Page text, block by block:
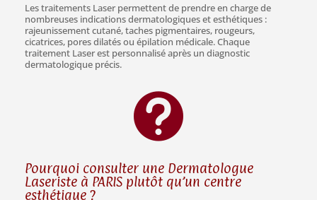
Les traitements Laser permettent de prendre en charge de
nombreuses indications dermatologiques et esthétiques :
rajeunissement cutané, taches pigmentaires, rougeurs,
cicatrices, pores dilatés ou épilation médicale. Chaque
traitement Laser est personnalisé après un diagnostic
dermatologique précis.

Pourquoi consulter une Dermatologue
Laseriste à PARIS plutôt qu’un centre
esthétique ?